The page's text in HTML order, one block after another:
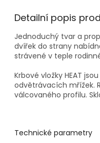
Detailní popis
Jednoduchý tvar a
dvířek do strany
strávené v teple
Krbové vložky HEAT
odvětrávacích mřížek.
válcovaného profilu.
Technické parametry